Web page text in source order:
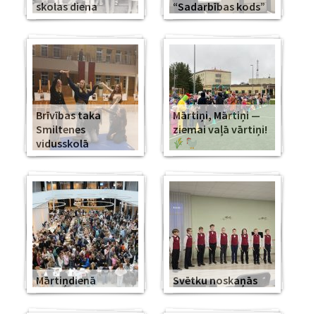
skolas diena
“Sadarbības kods”
Brīvības taka
Smiltenes
vidusskolā
Mārtiņi, Mārtiņi —
ziemai vaļā vārtiņi!
Mārtiņdienā Svētku noskaņās